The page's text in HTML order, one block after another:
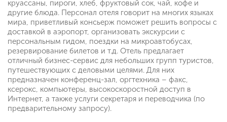
круассаны, пироги, хлеб, фруктовый сок, чай, кофе и
другие блюда. Персонал отеля говорит на многих языках
мира, приветливый консьерж поможет решить вопросы с
доставкой в аэропорт, организовать экскурсии с
персональным гидом, поездки на микроавтобусах,
резервирование билетов и т.д. Отель предлагает
отличный бизнес-сервис для небольших групп туристов,
путешествующих с деловыми целями. Для них
предназначен конференц-зал, оргтехника – факс,
ксерокс, компьютеры, высокоскоростной доступ в
Интернет, а также услуги секретаря и переводчика (по
предварительному запросу).